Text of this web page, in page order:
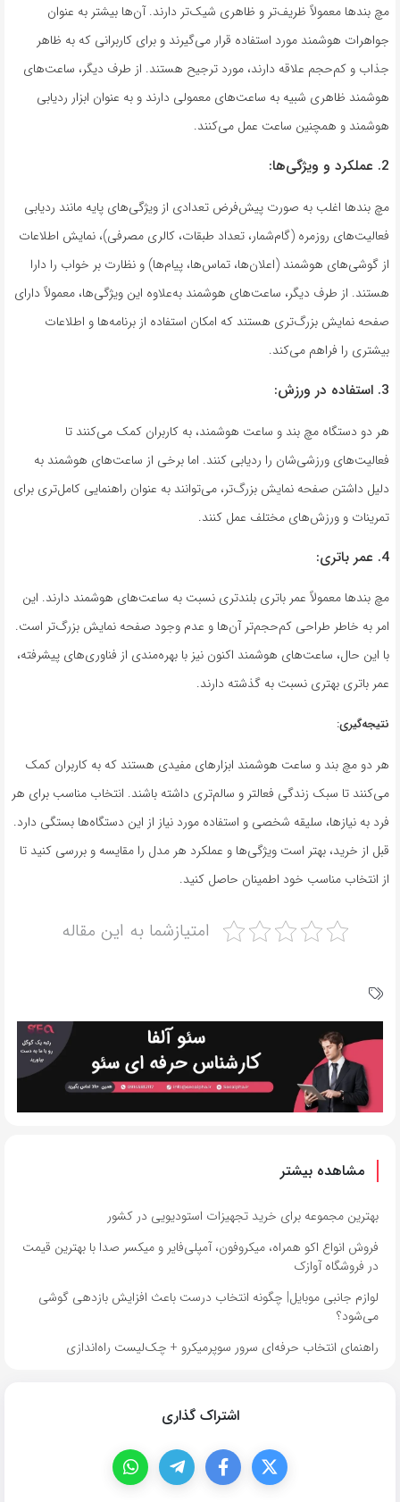
مچ بند‌ها معمولاً ظریف‌تر و ظاهری شیک‌تر دارند. آن‌ها بیشتر به عنوان
جواهرات هوشمند مورد استفاده قرار می‌گیرند و برای کاربرانی که به ظاهر
جذاب و کم‌حجم علاقه دارند، مورد ترجیح هستند. از طرف دیگر، ساعت‌های
هوشمند ظاهری شبیه به ساعت‌های معمولی دارند و به عنوان ابزار ردیابی
هوشمند و همچنین ساعت عمل می‌کنند.
2. عملکرد و ویژگی‌ها:
مچ بند‌ها اغلب به صورت پیش‌فرض تعدادی از ویژگی‌های پایه مانند ردیابی
فعالیت‌های روزمره (گام‌شمار، تعداد طبقات، کالری مصرفی)، نمایش اطلاعات
از گوشی‌های هوشمند (اعلان‌ها، تماس‌ها، پیام‌ها) و نظارت بر خواب را دارا
هستند. از طرف دیگر، ساعت‌های هوشمند به‌علاوه این ویژگی‌ها، معمولاً دارای
صفحه نمایش بزرگ‌تری هستند که امکان استفاده از برنامه‌ها و اطلاعات
بیشتری را فراهم می‌کند.
3. استفاده در ورزش:
هر دو دستگاه مچ بند و ساعت هوشمند، به کاربران کمک می‌کنند تا
فعالیت‌های ورزشی‌شان را ردیابی کنند. اما برخی از ساعت‌های هوشمند به
دلیل داشتن صفحه نمایش بزرگ‌تر، می‌توانند به عنوان راهنمایی کامل‌تری برای
تمرینات و ورزش‌های مختلف عمل کنند.
4. عمر باتری:
مچ بند‌ها معمولاً عمر باتری بلندتری نسبت به ساعت‌های هوشمند دارند. این
امر به خاطر طراحی کم‌حجم‌تر آن‌ها و عدم وجود صفحه نمایش بزرگ‌تر است.
با این حال، ساعت‌های هوشمند اکنون نیز با بهره‌مندی از فناوری‌های پیشرفته،
عمر باتری بهتری نسبت به گذشته دارند.
نتیجه‌گیری:
هر دو مچ بند و ساعت هوشمند ابزارهای مفیدی هستند که به کاربران کمک
می‌کنند تا سبک زندگی فعالتر و سالم‌تری داشته باشند. انتخاب مناسب برای هر
فرد به نیازها، سلیقه شخصی و استفاده مورد نیاز از این دستگاه‌ها بستگی دارد.
قبل از خرید، بهتر است ویژگی‌ها و عملکرد هر مدل را مقایسه و بررسی کنید تا
از انتخاب مناسب خود اطمینان حاصل کنید.
امتیازشما به این مقاله
مشاهده بیشتر
بهترین مجموعه برای خرید تجهیزات استودیویی در کشور
فروش انواع اکو همراه، میکروفون، آمپلی‌فایر و میکسر صدا با بهترین قیمت
در فروشگاه آوازک
لوازم جانبی موبایل| چگونه انتخاب درست باعث افزایش بازدهی گوشی
می‌شود؟
راهنمای انتخاب حرفه‌ای سرور سوپرمیکرو + چک‌لیست راه‌اندازی
اشتراک گذاری